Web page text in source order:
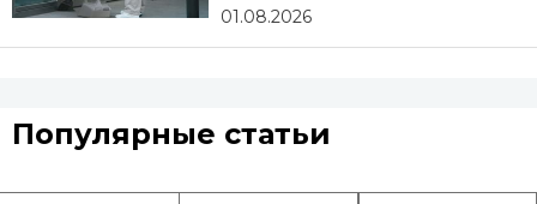
01.08.2026
Популярные статьи